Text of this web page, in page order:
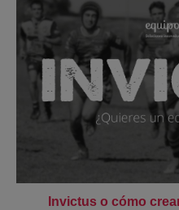
Invictus o cómo